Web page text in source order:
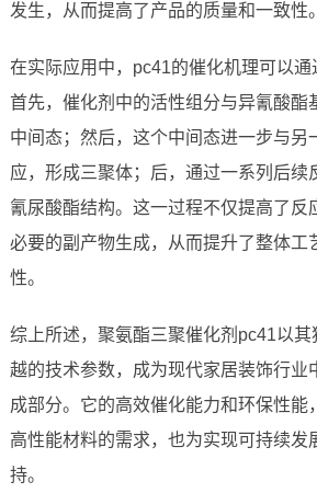
发生，从而提高了产品的质量和一致性。
在实际应用中，pc41的催化机理可以通
首先，催化剂中的活性组分与异氰酸酯
中间态；然后，这个中间态进一步与另
应，形成三聚体；后，通过一系列后续
氰尿酸酯结构。这一过程不仅提高了反
必要的副产物生成，从而提升了整体工
性。
综上所述，聚氨酯三聚催化剂pc41以
越的技术参数，成为现代家居装饰行业
成部分。它的高效催化能力和环保性能
高性能材料的需求，也为实现可持续发
持。